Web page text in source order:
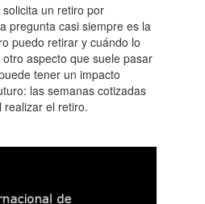
un retiro por
pregunta casi siempre es la
puedo retirar y cuándo lo
aspecto que suele pasar
tener un impacto
las semanas cotizadas
realizar el retiro.